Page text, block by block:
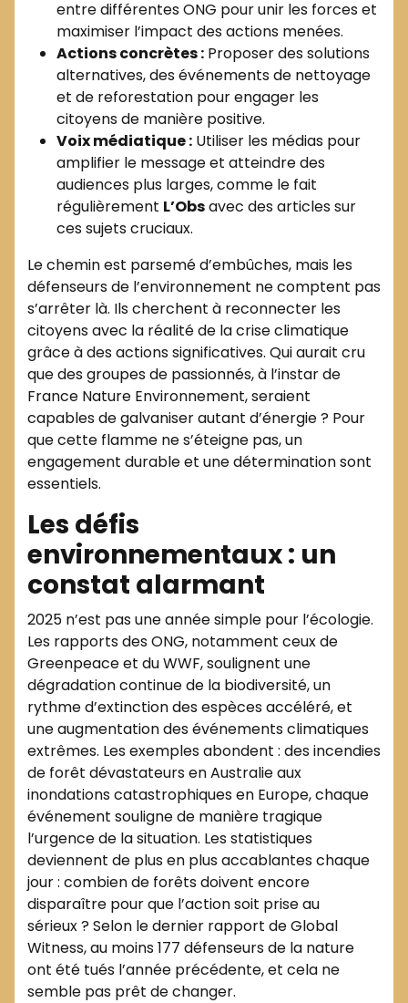
entre différentes ONG pour unir les forces et
maximiser l’impact des actions menées.
Actions concrètes : Proposer des solutions
alternatives, des événements de nettoyage
et de reforestation pour engager les
citoyens de manière positive.
Voix médiatique : Utiliser les médias pour
amplifier le message et atteindre des
audiences plus larges, comme le fait
régulièrement L’Obsavec des articles sur
ces sujets cruciaux.
Le chemin est parsemé d’embûches, mais les
défenseurs de l’environnement ne comptent pas
s’arrêter là. Ils cherchent à reconnecter les
citoyens avec la réalité de la crise climatique
grâce à des actions significatives. Qui aurait cru
que des groupes de passionnés, à l’instar de
France Nature Environnement, seraient
capables de galvaniser autant d’énergie ? Pour
que cette flamme ne s’éteigne pas, un
engagement durable et une détermination sont
essentiels.
Les défis
environnementaux : un
constat alarmant
2025 n’est pas une année simple pour l’écologie.
Les rapports des ONG, notamment ceux de
Greenpeace et du WWF, soulignent une
dégradation continue de la biodiversité, un
rythme d’extinction des espèces accéléré, et
une augmentation des événements climatiques
extrêmes. Les exemples abondent : des incendies
de forêt dévastateurs en Australie aux
inondations catastrophiques en Europe, chaque
événement souligne de manière tragique
l’urgence de la situation. Les statistiques
deviennent de plus en plus accablantes chaque
jour : combien de forêts doivent encore
disparaître pour que l’action soit prise au
sérieux ? Selon le dernier rapport de Global
Witness, au moins 177 défenseurs de la nature
ont été tués l’année précédente, et cela ne
semble pas prêt de changer.